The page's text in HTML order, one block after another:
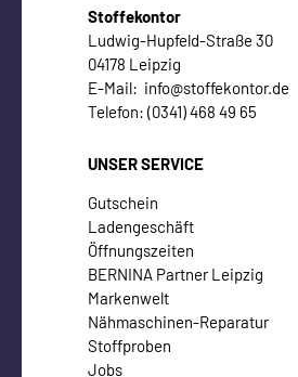
Stoffekontor
Ludwig-Hupfeld-Straße 30
04178 Leipzig
E-Mail: info@stoffekontor.de
Telefon: (0341) 468 49 65
UNSER SERVICE
Gutschein
Ladengeschäft
Öffnungszeiten
BERNINA Partner Leipzig
Markenwelt
Nähmaschinen-Reparatur
Stoffproben
Jobs